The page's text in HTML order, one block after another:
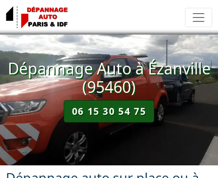
Dépannage Auto à Ézanville
(95460)
06 15 30 54 75